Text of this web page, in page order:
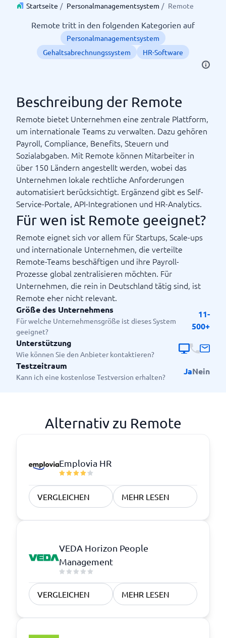
Startseite / Personalmanagementsystem / Remote
Remote tritt in den folgenden Kategorien auf
Personalmanagementsystem
Gehaltsabrechnungssystem
HR-Software
Beschreibung der Remote
Remote bietet Unternehmen eine zentrale Plattform,
um internationale Teams zu verwalten. Dazu gehören
Payroll, Compliance, Benefits, Steuern und
Sozialabgaben. Mit Remote können Mitarbeiter in
über 150 Ländern angestellt werden, wobei das
Unternehmen lokale rechtliche Anforderungen
automatisiert berücksichtigt. Ergänzend gibt es Self-
Service-Portale, API-Integrationen und HR-Analytics.
Für wen ist Remote geeignet?
Remote eignet sich vor allem für Startups, Scale-ups
und internationale Unternehmen, die verteilte
Remote-Teams beschäftigen und ihre Payroll-
Prozesse global zentralisieren möchten. Für
Unternehmen, die rein in Deutschland tätig sind, ist
Remote eher nicht relevant.
Größe des Unternehmens
Für welche Unternehmensgröße ist dieses System
geeignet?
11-
500+
Unterstützung
Wie können Sie den Anbieter kontaktieren?
Testzeitraum
Kann ich eine kostenlose Testversion erhalten?
JaNein
Alternativ zu Remote
Emplovia HR
VERGLEICHEN MEHR LESEN
VEDA Horizon People
Management
VERGLEICHEN MEHR LESEN